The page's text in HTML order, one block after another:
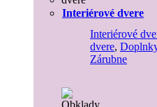
Interiérové dvere
Interiérové
dvere,
Zárubne